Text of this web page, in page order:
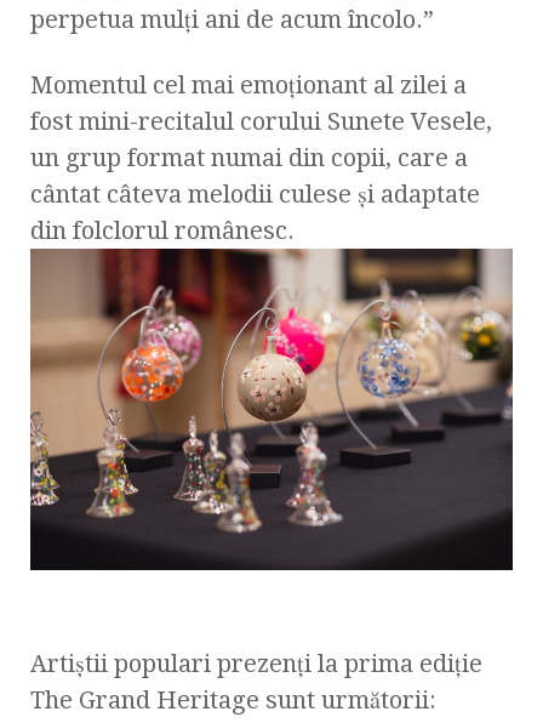
perpetua mulți ani de acum încolo.”
Momentul cel mai emoționant al zilei a
fost mini-recitalul corului Sunete Vesele,
un grup format numai din copii, care a
cântat câteva melodii culese și adaptate
din folclorul românesc.
Artiștii populari prezenți la prima ediție
The Grand Heritage sunt următorii: